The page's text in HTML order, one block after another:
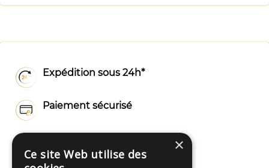
Expédition sous 24h*
Paiement sécurisé
×
Ce site Web utilise des